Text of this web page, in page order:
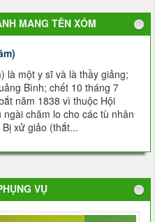
MANG TÊN XÓM
là một y sĩ và là thầy giảng;
Bình; chết 10 tháng 7
năm 1838 vì thuộc Hội
chăm lo cho các tù nhân
xử giảo (thắt...
VỤ